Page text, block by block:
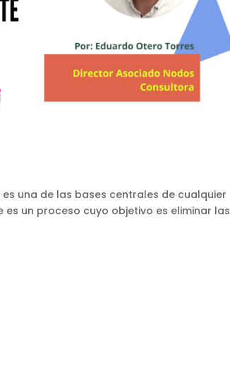
una de las bases centrales de cualquier
es un proceso cuyo objetivo es eliminar las